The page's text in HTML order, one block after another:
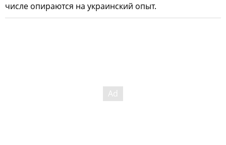
числе опираются на украинский опыт.